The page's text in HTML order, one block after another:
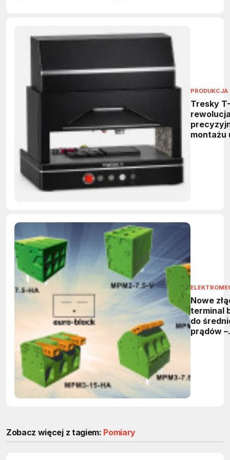
PRODUKCJA
Tresky
montażu
Nowe
terminal
do
prądów –
Zobacz więcej z tagiem: Pomiary